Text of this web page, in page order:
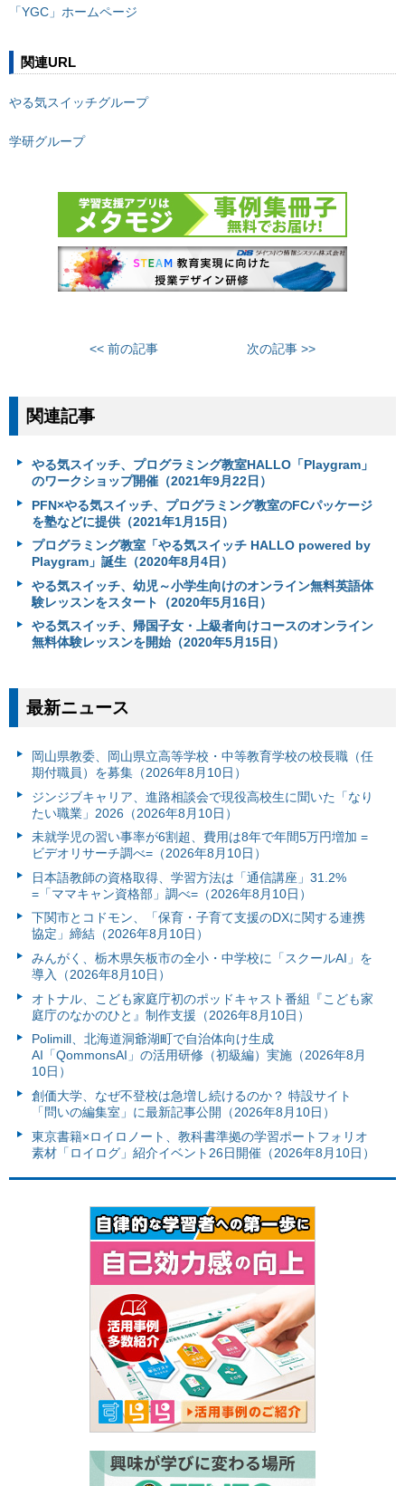
「YGC」ホームページ
関連URL
やる気スイッチグループ
学研グループ
<< 前の記事 次の記事 >>
関連記事
やる気スイッチ、プログラミング教室HALLO「Playgram」
のワークショップ開催（2021年9月22日）
PFN×やる気スイッチ、プログラミング教室のFCパッケージ
を塾などに提供（2021年1月15日）
プログラミング教室「やる気スイッチ HALLO powered by
Playgram」誕生（2020年8月4日）
やる気スイッチ、幼児～小学生向けのオンライン無料英語体
験レッスンをスタート（2020年5月16日）
やる気スイッチ、帰国子女・上級者向けコースのオンライン
無料体験レッスンを開始（2020年5月15日）
最新ニュース
岡山県教委、岡山県立高等学校・中等教育学校の校長職（任
期付職員）を募集（2026年8月10日）
ジンジブキャリア、進路相談会で現役高校生に聞いた「なり
たい職業」2026（2026年8月10日）
未就学児の習い事率が6割超、費用は8年で年間5万円増加 =
ビデオリサーチ調べ=（2026年8月10日）
日本語教師の資格取得、学習方法は「通信講座」31.2%
=「ママキャン資格部」調べ=（2026年8月10日）
下関市とコドモン、「保育・子育て支援のDXに関する連携
協定」締結（2026年8月10日）
みんがく、栃木県矢板市の全小・中学校に「スクールAI」を
導入（2026年8月10日）
オトナル、こども家庭庁初のポッドキャスト番組『こども家
庭庁のなかのひと』制作支援（2026年8月10日）
Polimill、北海道洞爺湖町で自治体向け生成
AI「QommonsAI」の活用研修（初級編）実施（2026年8月
10日）
創価大学、なぜ不登校は急増し続けるのか？ 特設サイト
「問いの編集室」に最新記事公開（2026年8月10日）
東京書籍×ロイロノート、教科書準拠の学習ポートフォリオ
素材「ロイログ」紹介イベント26日開催（2026年8月10日）